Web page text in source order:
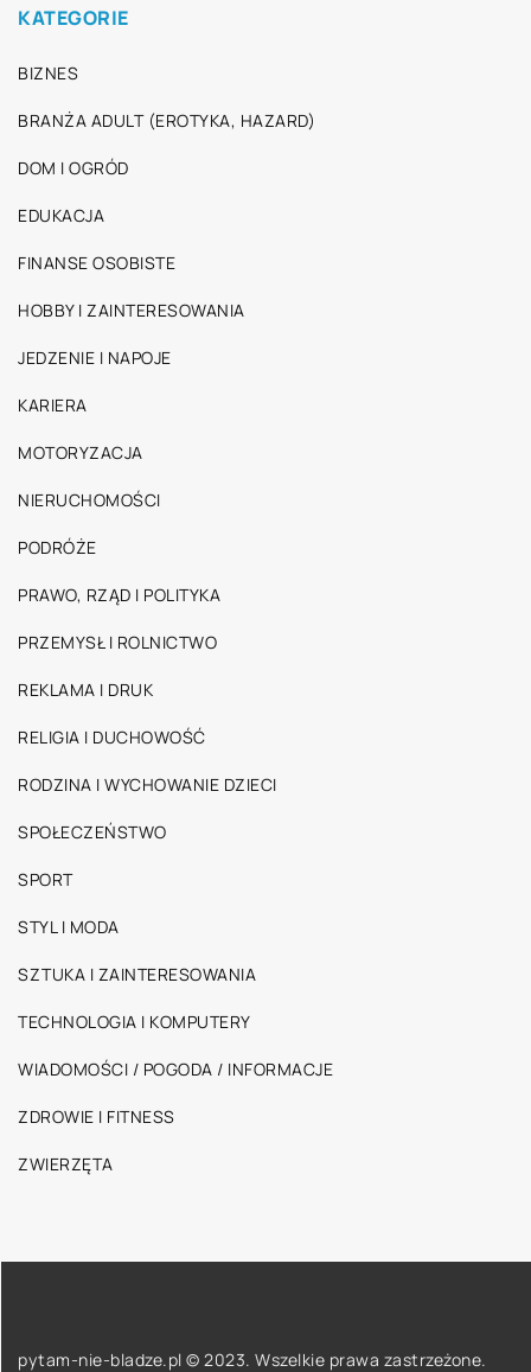
KATEGORIE
BIZNES
BRANŻA ADULT (EROTYKA, HAZARD)
DOM I OGRÓD
EDUKACJA
FINANSE OSOBISTE
HOBBY I ZAINTERESOWANIA
JEDZENIE I NAPOJE
KARIERA
MOTORYZACJA
NIERUCHOMOŚCI
PODRÓŻE
PRAWO, RZĄD I POLITYKA
PRZEMYSŁ I ROLNICTWO
REKLAMA I DRUK
RELIGIA I DUCHOWOŚĆ
RODZINA I WYCHOWANIE DZIECI
SPOŁECZEŃSTWO
SPORT
STYL I MODA
SZTUKA I ZAINTERESOWANIA
TECHNOLOGIA I KOMPUTERY
WIADOMOŚCI / POGODA / INFORMACJE
ZDROWIE I FITNESS
ZWIERZĘTA
pytam-nie-bladze.pl © 2023. Wszelkie prawa zastrzeżone.